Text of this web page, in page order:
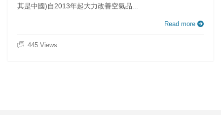
其是中國)自2013年起大力改善空氣品...
Read more
445 Views